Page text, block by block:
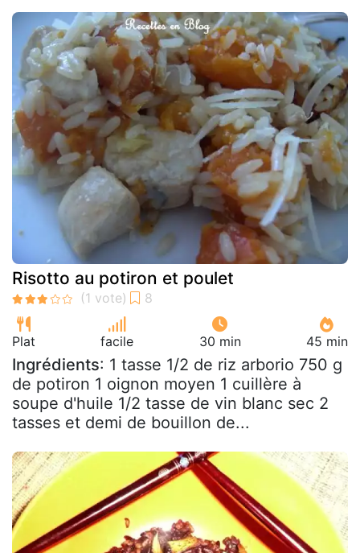
Risotto au potiron et poulet
Plat facile 30 min 45 min
Ingrédients: 1 tasse 1/2 de riz arborio 750 g
de potiron 1 oignon moyen 1 cuillère à
soupe d'huile 1/2 tasse de vin blanc sec 2
tasses et demi de bouillon de...